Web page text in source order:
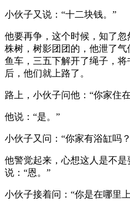
小伙子又说：“十二块钱。”
他要再争，这个时候，知了
株树，树影团团的，他泄了
鱼车，三五下解开了绳子，
后，他们就上路了。
路上，小伙子问他：“你家住
他说：“是。”
小伙子又问：“你家有浴缸吗
他警觉起来，心想这人是不
说：“恩。”
小伙子接着问：“你是在哪里